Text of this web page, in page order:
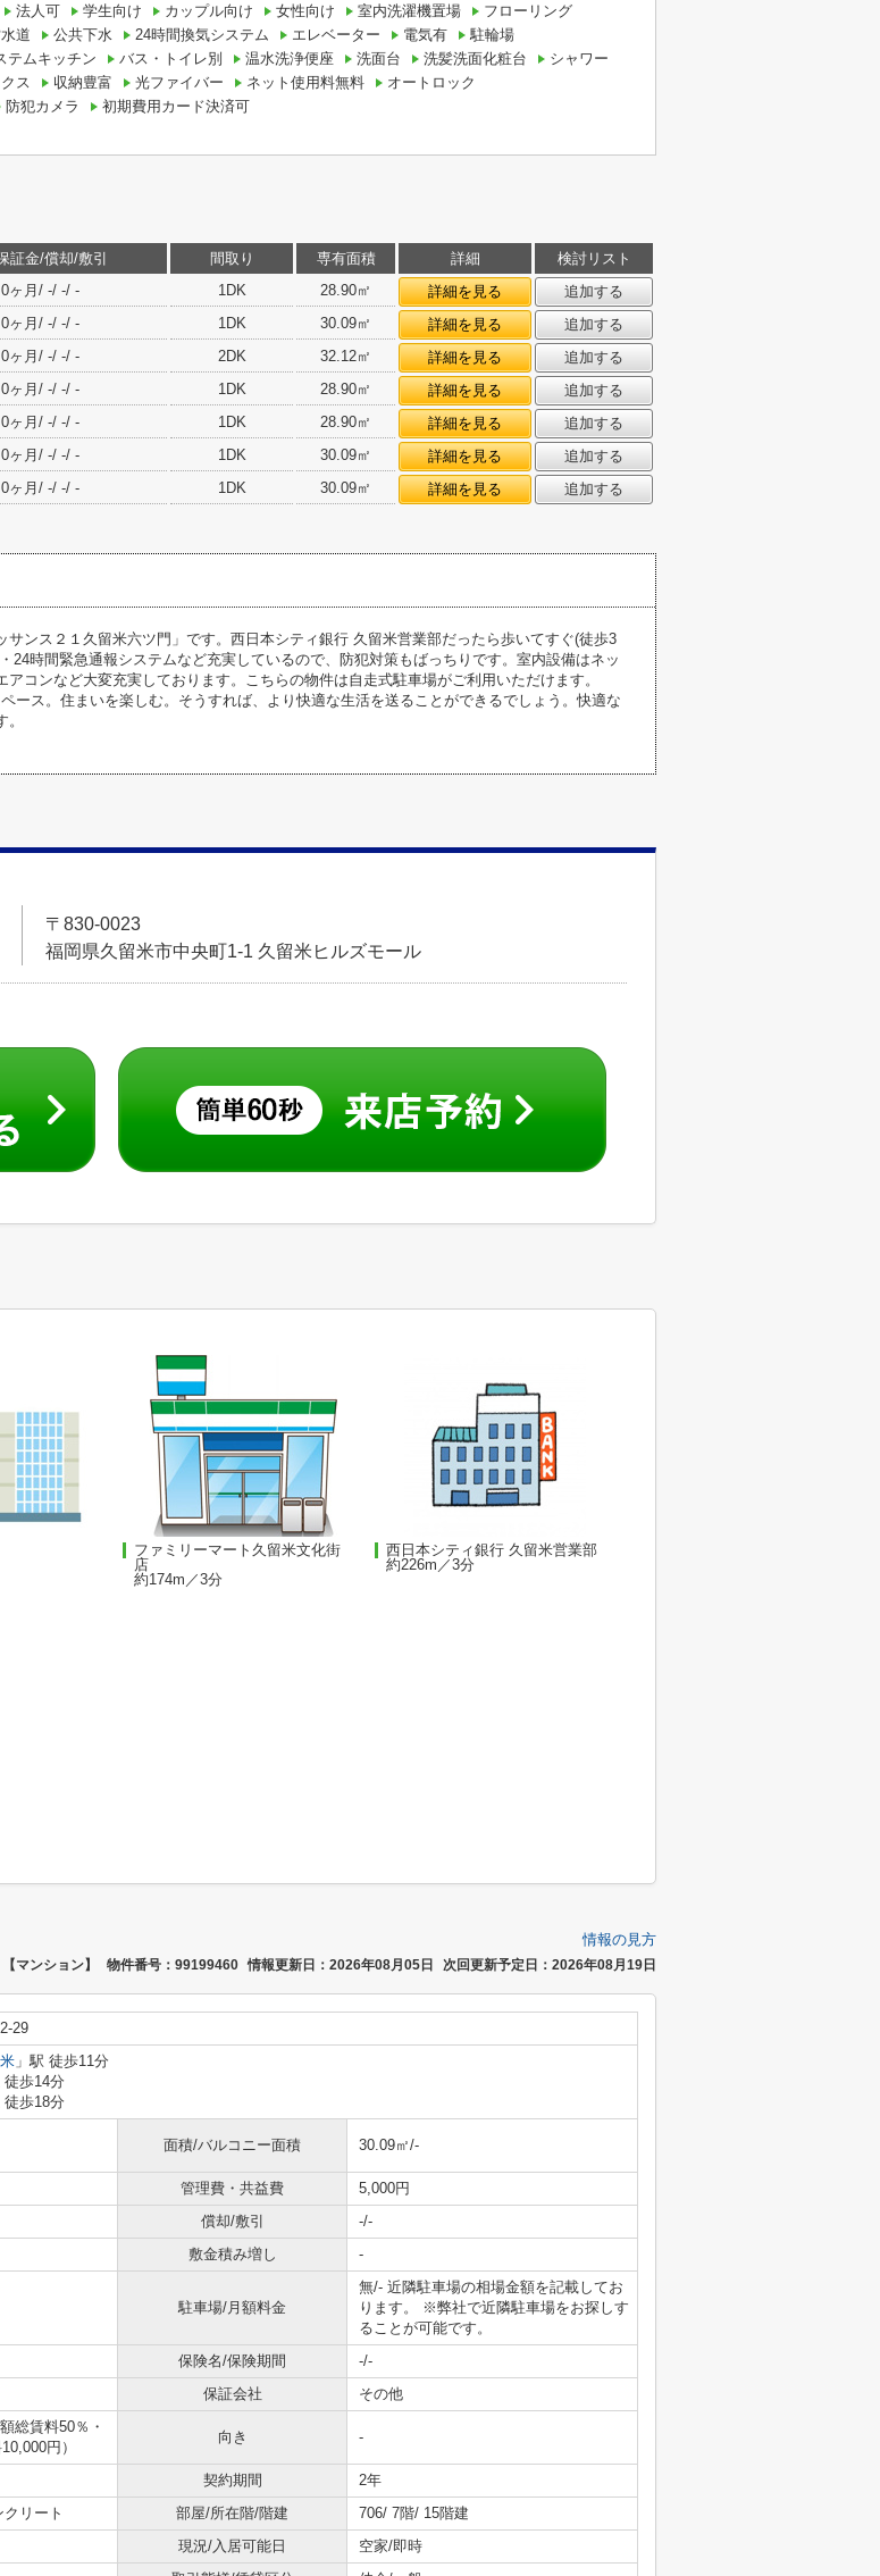
法人可 学生向け カップル向け 女性向け 室内洗濯機置場
フローリング
道 公共下水 24時間換気システム エレベーター 電気有
駐輪場
テムキッチン バス・トイレ別 温水洗浄便座 洗面台 洗髪洗面化粧台
シャワー
ス 収納豊富 光ファイバー ネット使用料無料
オートロック
防犯カメラ 初期費用カード決済可
証金/償却/敷引 間取り 専有面積 詳細
検討リスト
ヶ月/ -/ -/ - 1DK 28.90㎡ 詳細を見る
追加する
ヶ月/ -/ -/ - 1DK 30.09㎡ 詳細を見る
追加する
ヶ月/ -/ -/ - 2DK 32.12㎡ 詳細を見る
追加する
ヶ月/ -/ -/ - 1DK 28.90㎡ 詳細を見る
追加する
ヶ月/ -/ -/ - 1DK 28.90㎡ 詳細を見る
追加する
ヶ月/ -/ -/ - 1DK 30.09㎡ 詳細を見る
追加する
ヶ月/ -/ -/ - 1DK 30.09㎡ 詳細を見る 追加する
サンス２１久留米六ツ門」です。西日本シティ銀行 久留米営業部だったら歩いてすぐ(徒歩3
24時間緊急通報システムなど充実しているので、防犯対策もばっちりです。室内設備はネッ
アコンなど大変充実しております。こちらの物件は自走式駐車場がご利用いただけます。
ース。住まいを楽しむ。そうすれば、より快適な生活を送ることができるでしょう。快適な
〒830-0023
福岡県久留米市中央町1-1 久留米ヒルズモール
ファミリーマート久留米文化街
店
約174m／3分
西日本シティ銀行 久留米営業部
約226m／3分
情報の見方
【マンション】 物件番号：99199460 情報更新日：2026年08月05日 次回更新予定日：2026年08月19日
2-29
」駅 徒歩11分
徒歩14分
徒歩18分
面積/バルコニー面積 30.09㎡/-
管理費・共益費
5,000円
償却/敷引
-/-
敷金積み増し -
駐車場/月額料金
無/- 近隣駐車場の相場金額を記載してお
ります。 ※弊社で近隣駐車場をお探しす
ることが可能です。
保険名/保険期間
-/-
保証会社 その他
総賃料50％・
円）
向き -
契約期間
2年
リート 部屋/所在階/階建
706/ 7階/ 15階建
現況/入居可能日
空家/即時